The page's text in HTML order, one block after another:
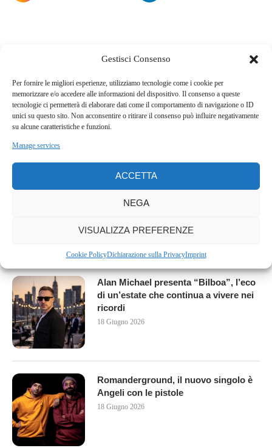
Gestisci Consenso
Per fornire le migliori esperienze, utilizziamo tecnologie come i cookie per
memorizzare e/o accedere alle informazioni del dispositivo. Il consenso a queste
tecnologie ci permetterà di elaborare dati come il comportamento di navigazione o ID
unici su questo sito. Non acconsentire o ritirare il consenso può influire negativamente
su alcune caratteristiche e funzioni.
Manage services
ACCETTA
NEGA
VISUALIZZA PREFERENZE
Cookie PolicyDichiarazione sulla PrivacyImprint
“Super Sayan”, il nuovo singolo di
Suarez in attesa del prossimo album
10 Luglio 2026
“Il caso Cobain – Indagine su un
Alan Michael presenta “Bilboa”, l’eco
di un’estate che continua a vivere nei
ricordi
18 Giugno 2026
Romanderground, il nuovo singolo è
Angeli con le pistole
18 Giugno 2026